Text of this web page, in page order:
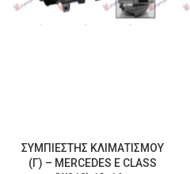
ΣΥΜΠΙΕΣΤΗΣ ΚΛΙΜΑΤΙΣΜΟΥ
(Γ) – MERCEDES E CLASS